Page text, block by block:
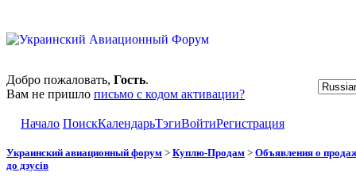
Добро пожаловать, Гость.
Вам не пришло письмо с кодом активации?
Начало ПоискКалендарьТэгиВойтиРегистрация
Украинский авиационный форум > Куплю-Продам > Объявления о
до дзусів